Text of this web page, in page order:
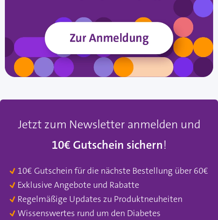
Jetzt zum Newsletter anmelden und
10€ Gutschein sichern!
10€ Gutschein für die nächste Bestellung über 60€
Exklusive Angebote und Rabatte
Regelmäßige Updates zu Produktneuheiten
Wissenswertes rund um den Diabetes